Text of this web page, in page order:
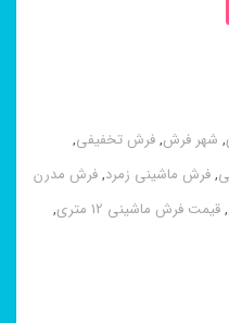
, شهر فرش,فرش تخفیفی,
,فرش ماشینی زمرد,فرش مدرن
,قیمت فرش ماشینی 12 متری
,